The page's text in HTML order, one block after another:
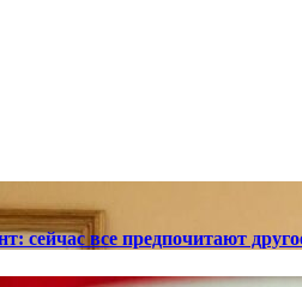
сейчас все предпочитают